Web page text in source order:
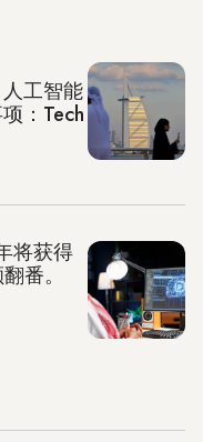
工智能
：Tech
将获得
番。